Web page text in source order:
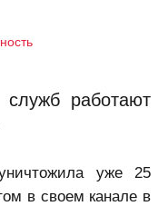
служб работают
уже 25
в своем канале в